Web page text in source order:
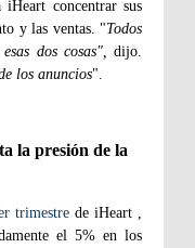
concentrar sus
y las ventas. "Todos
dos cosas",
dijo.
los anuncios".
la presión de la
trimestrede iHeart ,
el 5% en los